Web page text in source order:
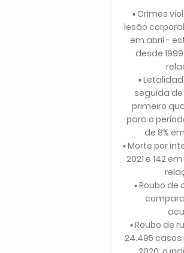
▪ Crimes
lesão
em abril -
desde
▪
seguida de
primeiro
para o
de 8%
▪ Morte por
2021 e 142
▪ Roubo
▪ Roubo de
24.495 casos